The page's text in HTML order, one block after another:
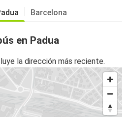
Barcelona
en Padua
la dirección más reciente.